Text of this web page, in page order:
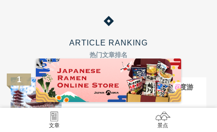
ARTICLE RANKING
热门文章排名
【浅草寺】——东京下町的象征，深度游
观光指南
文章 景点